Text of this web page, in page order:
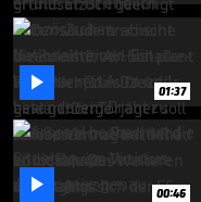
 01:37
 00:46